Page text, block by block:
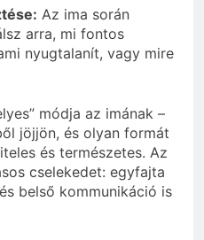
Az ima során
arra, mi fontos
nyugtalanít, vagy mire
módja az imának –
jöjjön, és olyan formát
és természetes. Az
cselekedet: egyfajta
belső kommunikáció is